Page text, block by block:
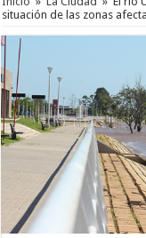
situación de las zonas